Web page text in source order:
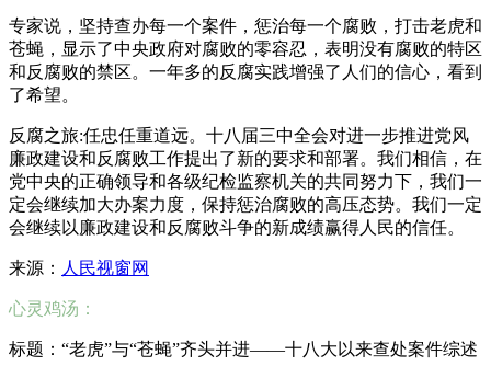
专家说，坚持查办每一个案件，惩治每一个腐败，打击老虎和
苍蝇，显示了中央政府对腐败的零容忍，表明没有腐败的特区
和反腐败的禁区。一年多的反腐实践增强了人们的信心，看到
了希望。
反腐之旅:任忠任重道远。十八届三中全会对进一步推进党风
廉政建设和反腐败工作提出了新的要求和部署。我们相信，在
党中央的正确领导和各级纪检监察机关的共同努力下，我们一
定会继续加大办案力度，保持惩治腐败的高压态势。我们一定
会继续以廉政建设和反腐败斗争的新成绩赢得人民的信任。
来源： 人民视窗网
心灵鸡汤：
标题：“老虎”与“苍蝇”齐头并进——十八大以来查处案件综述